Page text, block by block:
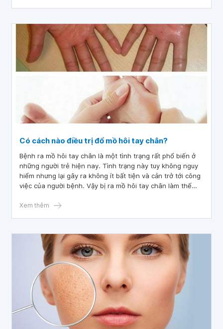
Có cách nào điều trị đổ mồ hôi tay chân?
Bệnh ra mồ hôi tay chân là một tình trạng rất phổ biến ở
những người trẻ hiện nay. Tình trạng này tuy không nguy
hiểm nhưng lại gây ra không ít bất tiện và cản trở tới công
việc của người bệnh. Vậy bị ra mồ hôi tay chân làm thế
tìm hiểu qua bài viết sau đây nhé!
Xem thêm